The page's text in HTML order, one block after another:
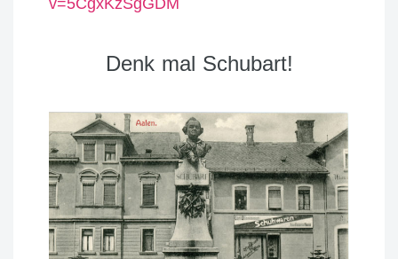
v=5CgxKzSgGDM
Denk mal Schubart!